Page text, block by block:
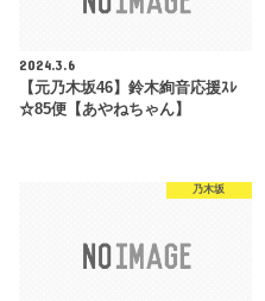
2024.3.6
【元乃木坂46】鈴木絢音応援ｽﾚ
☆85便【あやねちゃん】
乃木坂